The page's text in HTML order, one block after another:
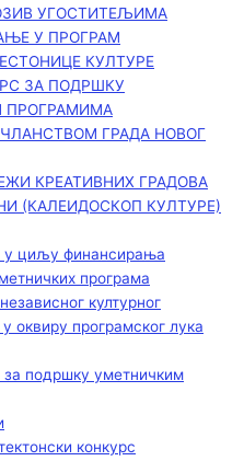
УГОСТИТЕЉИМА
У ПРОГРАМ
КУЛТУРЕ
ЗА ПОДРШКУ
ПРОГРАМИМА
ГРАДА НОВОГ
КРЕАТИВНИХ ГРАДОВА
(КАЛЕИДОСКОП КУЛТУРЕ)
у циљу финансирања
програма
културног
оквиру програмског лука
за подршку уметничким
конкурс